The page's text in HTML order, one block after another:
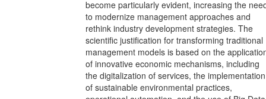
become particularly evident, increasing the
to modernize management approaches and
rethink industry development strategies. The
scientific justification for transforming traditional
management models is based on the
of innovative economic mechanisms, including
the digitalization of services, the implementation
of sustainable environmental practices,